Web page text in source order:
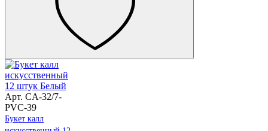
Арт. CA-32/7-
PVC-39
Букет калл